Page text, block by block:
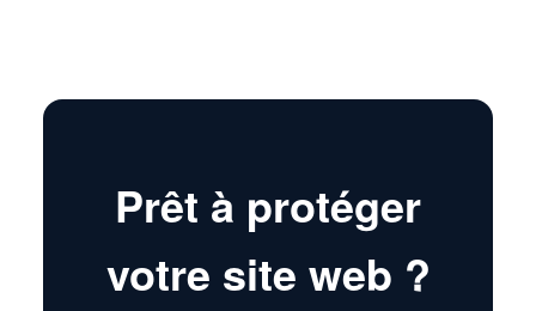
Prêt à protéger
votre site web ?